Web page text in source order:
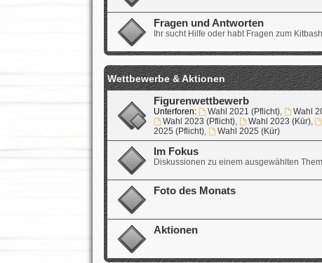
Fragen und Antworten
Ihr sucht Hilfe oder habt Fragen zum
Wettbewerbe & Aktionen
Figurenwettbewerb
Unterforen: Wahl 2021 (Pflicht), Wahl
Wahl 2023 (Pflicht), Wahl 2023 (Kür),
2025 (Pflicht), Wahl 2025 (Kür)
Im Fokus
Diskussionen zu einem ausgewählten
Foto des Monats
Aktionen